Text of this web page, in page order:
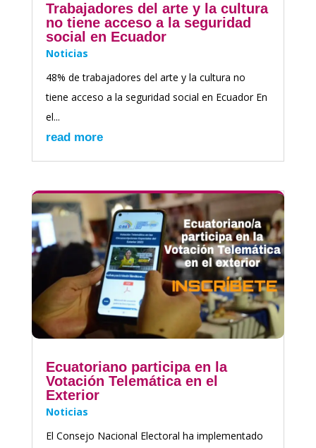
Trabajadores del arte y la cultura
no tiene acceso a la seguridad
social en Ecuador
Noticias
48% de trabajadores del arte y la cultura no
tiene acceso a la seguridad social en Ecuador En
el...
read more
Ecuatoriano participa en la
Votación Telemática en el
Exterior
Noticias
El Consejo Nacional Electoral ha implementado